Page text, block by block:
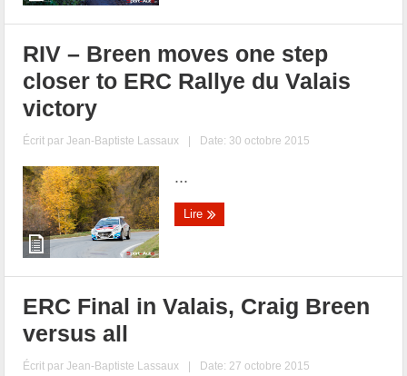
RIV – Breen moves one step
closer to ERC Rallye du Valais
victory
Écrit parJean-Baptiste Lassaux | Date: 30 octobre 2015
...
Lire
ERC Final in Valais, Craig Breen
versus all
Écrit parJean-Baptiste Lassaux | Date: 27 octobre 2015